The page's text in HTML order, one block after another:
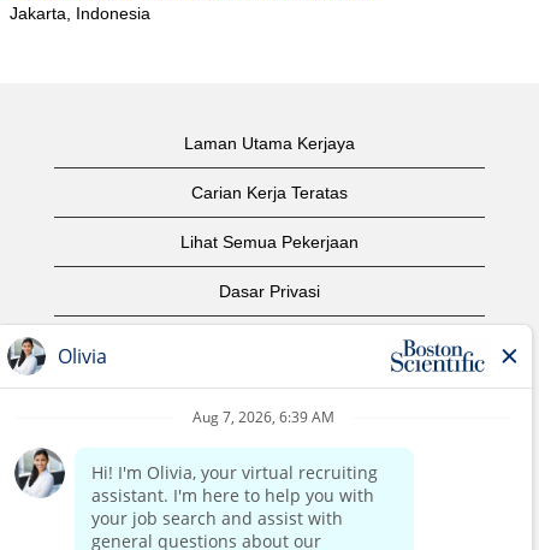
Jakarta, Indonesia
Laman Utama Kerjaya
Carian Kerja Teratas
Lihat Semua Pekerjaan
Dasar Privasi
Notis Hak Cipta
Laman Utama Korporat